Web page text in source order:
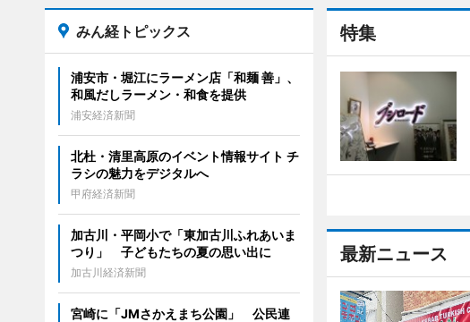
特集
最新ニュース
みん経トピックス
浦安市・堀江にラーメン店「和麺 善」、
和風だしラーメン・和食を提供
浦安経済新聞
北杜・清里高原のイベント情報サイト チ
ラシの魅力をデジタルへ
甲府経済新聞
加古川・平岡小で「東加古川ふれあいま
つり」 子どもたちの夏の思い出に
加古川経済新聞
宮崎に「JMさかえまち公園」 公民連